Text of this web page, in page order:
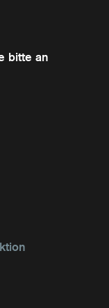
bitte an